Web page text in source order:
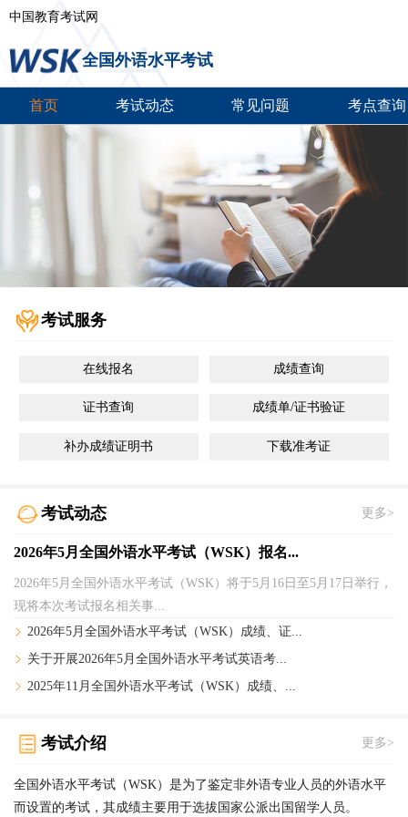
中国教育考试网
全国外语水平考试
首页 考试动态 常见问题 考点查询
考试服务
在线报名 成绩查询
证书查询 成绩单/证书验证
补办成绩证明书 下载准考证
考试动态 更多>
2026年5月全国外语水平考试（WSK）报名...
2026年5月全国外语水平考试（WSK）将于5月16日至5月17日举行，
现将本次考试报名相关事...
2026年5月全国外语水平考试（WSK）成绩、证...
关于开展2026年5月全国外语水平考试英语考...
2025年11月全国外语水平考试（WSK）成绩、...
考试介绍 更多>
全国外语水平考试（WSK）是为了鉴定非外语专业人员的外语水平
而设置的考试，其成绩主要用于选拔国家公派出国留学人员。